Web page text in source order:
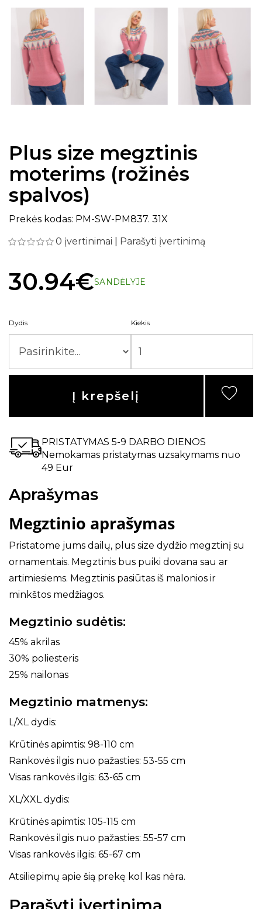
Plus size megztinis
moterims (rožinės
spalvos)
Prekės kodas: PM-SW-PM837. 31X
0 įvertinimai
Parašyti įvertinimą
30.94€SANDĖLYJE
Dydis Kiekis
Į krepšelį
PRISTATYMAS 5-9 DARBO DIENOS
Nemokamas pristatymas uzsakymams nuo
49 Eur
Aprašymas
Megztinio aprašymas
Pristatome jums dailų, plus size dydžio megztinį su
ornamentais. Megztinis bus puiki dovana sau ar
artimiesiems. Megztinis pasiūtas iš malonios ir
minkštos medžiagos.
Megztinio sudėtis:
45% akrilas
30% poliesteris
25% nailonas
Megztinio matmenys:
L/XL dydis:
Krūtinės apimtis: 98-110 cm
Rankovės ilgis nuo pažasties: 53-55 cm
Visas rankovės ilgis: 63-65 cm
XL/XXL dydis:
Krūtinės apimtis: 105-115 cm
Rankovės ilgis nuo pažasties: 55-57 cm
Visas rankovės ilgis: 65-67 cm
Atsiliepimų apie šią prekę kol kas nėra.
Parašyti įvertinimą